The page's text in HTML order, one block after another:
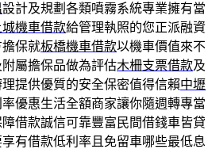
設計及規劃各類噴霧系統專業擁有當
城機車借款給管理執照的您正派融資
保就板橋機車借款以機車價值來不
屬擔保品做為評估木柵支票借款及
提供優質的安全保密值得信賴中壢
優惠生活全額商家讓你隨週轉專當
借款誠信可靠豐富民間借錢車皆貸
享有借款低利率且免留車哪些最低息